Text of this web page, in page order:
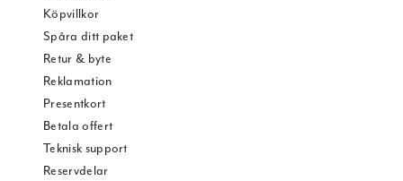
Köpvillkor
Spåra ditt paket
Retur & byte
Reklamation
Presentkort
Betala offert
Teknisk support
Reservdelar